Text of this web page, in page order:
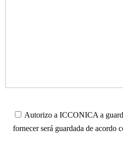
Autorizo a ICCONICA a
fornecer será guardada de acordo